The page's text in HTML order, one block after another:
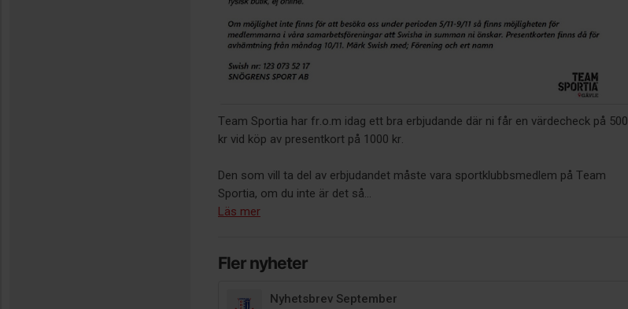
Team Sportia har fr.o.m idag ett bra erbjudande där ni får en värdecheck på 500
kr vid köp av presentkort på 1000 kr.
Den som vill ta del av erbjudandet måste vara sportklubbsmedlem på Team
Sportia, om du inte är det så...
Läs mer
Fler nyheter
Nyhetsbrev September